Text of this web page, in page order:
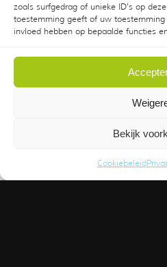
zoals surfgedrag of unieke ID's op
toestemming geeft of uw
invloed hebben op bepaalde functies
Bekijk
Cookiebeleid
Reageren
Stuur ons dan je reactie met